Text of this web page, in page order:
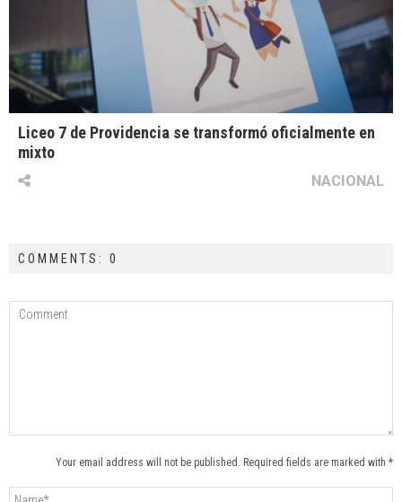
Liceo 7 de Providencia se transformó oficialmente en
mixto
NACIONAL
COMMENTS: 0
Your email address will not be published. Required fields are marked with *